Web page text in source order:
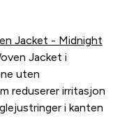
Jacket - Midnight
Jacket i
uten
reduserer irritasjon
i kanten